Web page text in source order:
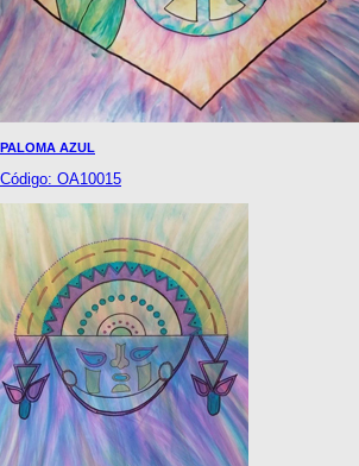
PALOMA AZUL
Código: OA10015